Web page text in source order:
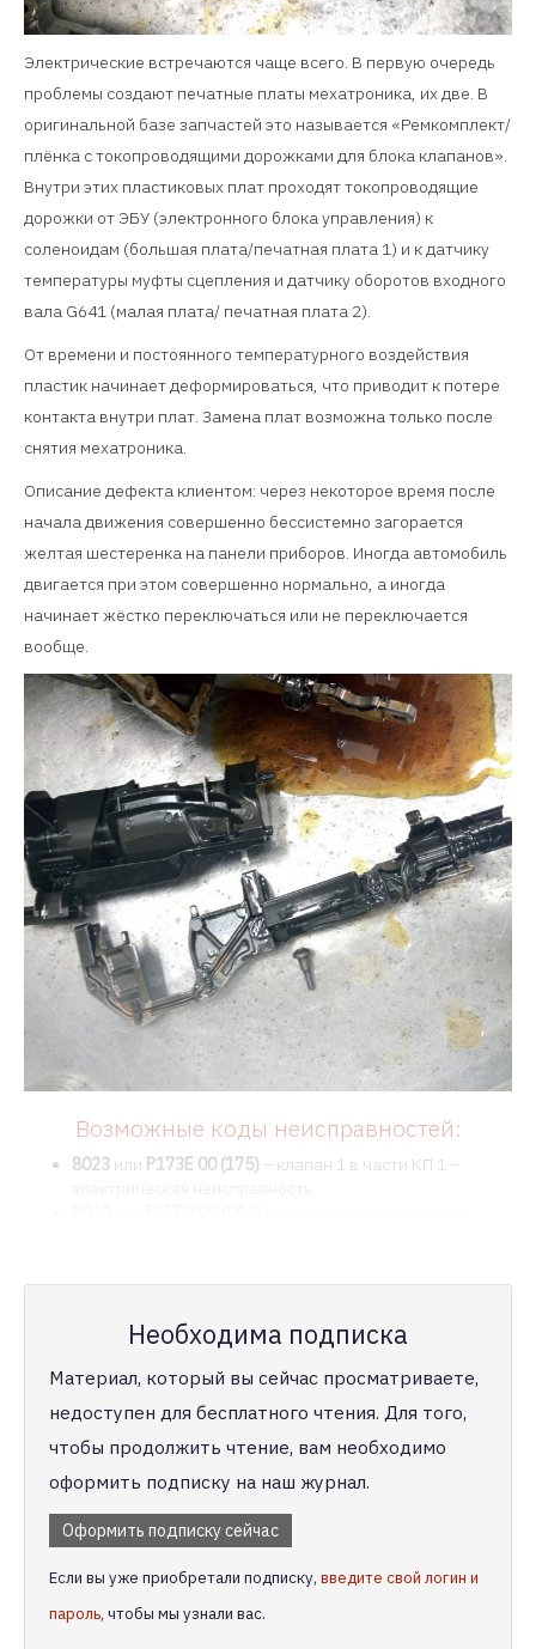
Электрические встречаются чаще всего. В первую очередь
проблемы создают печатные платы мехатроника, их две. В
оригинальной базе запчастей это называется «Ремкомплект/
плёнка с токопроводящими дорожками для блока клапанов».
Внутри этих пластиковых плат проходят токопроводящие
дорожки от ЭБУ (электронного блока управления) к
соленоидам (большая плата/печатная плата 1) и к датчику
температуры муфты сцепления и датчику оборотов входного
вала G641 (малая плата/ печатная плата 2).
От времени и постоянного температурного воздействия
пластик начинает деформироваться, что приводит к потере
контакта внутри плат. Замена плат возможна только после
снятия мехатроника.
Описание дефекта клиентом: через некоторое время после
начала движения совершенно бессистемно загорается
желтая шестеренка на панели приборов. Иногда автомобиль
двигается при этом совершенно нормально, а иногда
начинает жёстко переключаться или не переключается
вообще.
Возможные коды неисправностей:
8023 или P173E 00 (175) – клапан 1 в части КП 1 –
Необходима подписка
Материал, который вы сейчас просматриваете,
недоступен для бесплатного чтения. Для того,
чтобы продолжить чтение, вам необходимо
оформить подписку на наш журнал.
Оформить подписку сейчас
Если вы уже приобретали подписку, введите свой логин и
пароль, чтобы мы узнали вас.